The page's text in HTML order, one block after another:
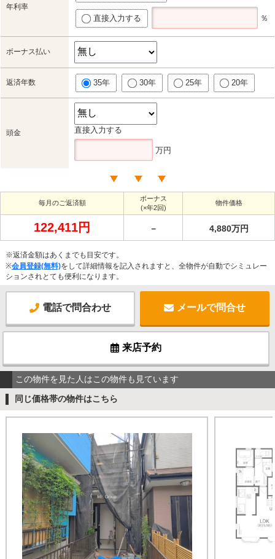
年利率
直接入力する ％
ボーナス払い
返済年数 35年 30年 25年 20年
頭金 直接入力する
万円
毎月のご返済額
ボーナス
(×年2回)
物件価格
122,411円 － 4,880万円
※返済金額はあくまでも目安です。
※会員登録(無料)をして詳細情報を記入されますと、全物件が自動でシミュレー
ションされとても便利になります。
電話で問合わせ メールで問合せ
来店予約
この物件を見た人はこの物件も見ています
同じ価格帯の物件はこちら